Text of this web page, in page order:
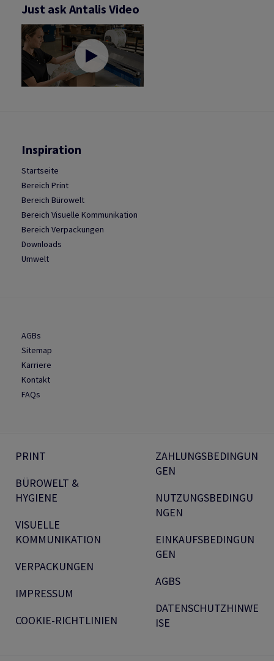
Just ask Antalis Video
Inspiration
Startseite
Bereich Print
Bereich Bürowelt
Bereich Visuelle Kommunikation
Bereich Verpackungen
Downloads
Umwelt
AGBs
Sitemap
Karriere
Kontakt
FAQs
PRINT
BÜROWELT &
HYGIENE
VISUELLE
KOMMUNIKATION
VERPACKUNGEN
IMPRESSUM
COOKIE-RICHTLINIEN
ZAHLUNGSBEDINGUN
GEN
NUTZUNGSBEDINGU
NGEN
EINKAUFSBEDINGUN
GEN
AGBS
DATENSCHUTZHINWE
ISE